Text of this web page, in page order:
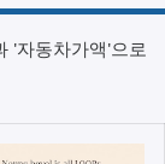
'자동차가액'으로